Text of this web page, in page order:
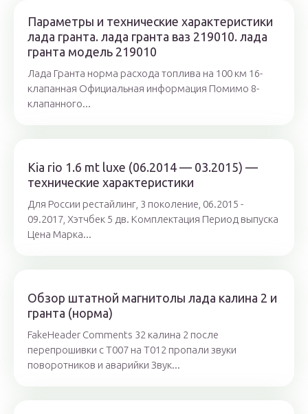
Параметры и технические характеристики
лада гранта. лада гранта ваз 219010. лада
гранта модель 219010
Лада Гранта норма расхода топлива на 100 км 16-
клапанная Официальная информация Помимо 8-
клапанного...
Kia rio 1.6 mt luxe (06.2014 — 03.2015) —
технические характеристики
Для России рестайлинг, 3 поколение, 06.2015 -
09.2017, Хэтчбек 5 дв. Комплектация Период выпуска
Цена Марка...
Обзор штатной магнитолы лада калина 2 и
гранта (норма)
FakeHeader Comments 32 калина 2 после
перепрошивки с Т007 на Т012 пропали звуки
поворотников и аварийки Звук...